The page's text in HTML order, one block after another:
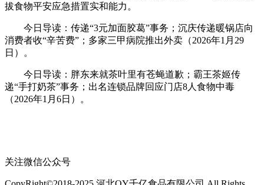
拔食物平安应急措置实和能力。
今日导读：传递“3元加面胶葛”事务；沉庆传递暖锅店向
消费者收“辛苦费”；多家三甲病院推出外卖（2026年1月29
日）。
今日导读：胖东来就茶叶里有苍蝇道歉；霸王茶姬传
递“手打奶茶”事务；出名连锁品牌回应门店8人食物中毒
（2026年1月6日）。
关注微信公众号